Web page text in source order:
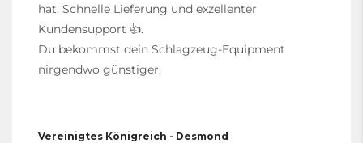
hat. Schnelle Lieferung und exzellenter
Kundensupport 👍.
Du bekommst dein Schlagzeug-Equipment
nirgendwo günstiger.
Vereinigtes Königreich - Desmond